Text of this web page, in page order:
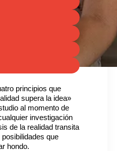
principios que
supera la idea»
al momento de
investigación
de la realidad transita
que
hondo.